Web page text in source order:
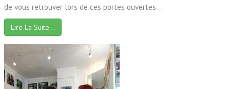
de vous retrouver lors de ces portes ouvertes ...
Lire La Suite…